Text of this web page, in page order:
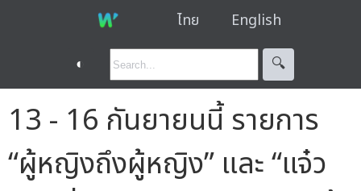
ไทย English
◐ 🔍︎
13 - 16 กันยายนนี้ รายการ
“ผู้หญิงถึงผู้หญิง” และ “แจ๋ว